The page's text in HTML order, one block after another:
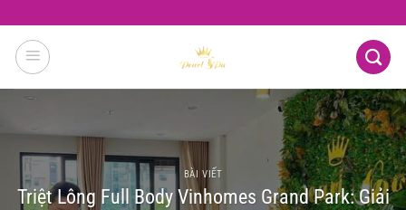
content
BÀI VIẾT
Triệt Lông Full Body Vinhomes Grand Park: Giải